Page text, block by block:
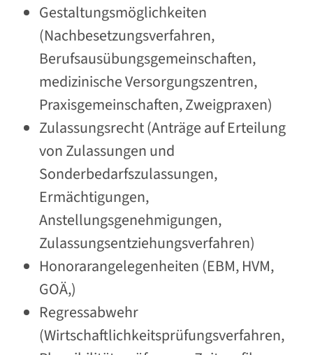
Gestaltungsmöglichkeiten
(Nachbesetzungsverfahren,
Berufsausübungsgemeinschaften,
medizinische Versorgungszentren,
Praxisgemeinschaften, Zweigpraxen)
Zulassungsrecht (Anträge auf Erteilung
von Zulassungen und
Sonderbedarfszulassungen,
Ermächtigungen,
Anstellungsgenehmigungen,
Zulassungsentziehungsverfahren)
Honorarangelegenheiten (EBM, HVM,
GOÄ,)
Regressabwehr
(Wirtschaftlichkeitsprüfungsverfahren,